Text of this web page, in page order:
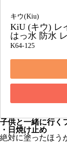
キウ(Kiu)
KiU (キウ) レ
はっ水 防水
K64-125
子供と一緒に行く
・日焼け止め
絶対に塗ったほう